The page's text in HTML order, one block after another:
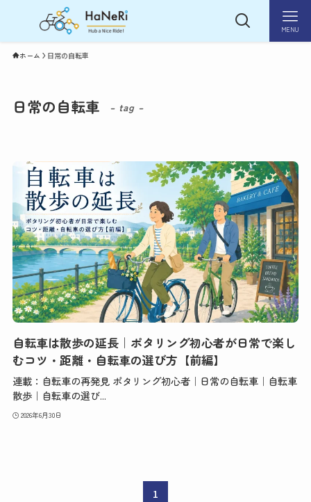
MENU
ホーム 日常の自転車
日常の自転車 – tag –
自転車は散歩の延長｜ポタリング初心者が日常で楽し
むコツ・距離・自転車の選び方【前編】
連載：自転車の再発見 ポタリング初心者｜日常の自転車｜自転車
散歩｜自転車の選び...
2026年6月30日
1